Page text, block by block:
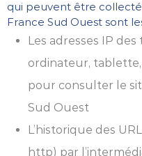
qui peuvent être
France Sud Ouest sont
Les adresses IP
ordinateur,
pour consulter le
Sud Ouest
L’historique des
http) par